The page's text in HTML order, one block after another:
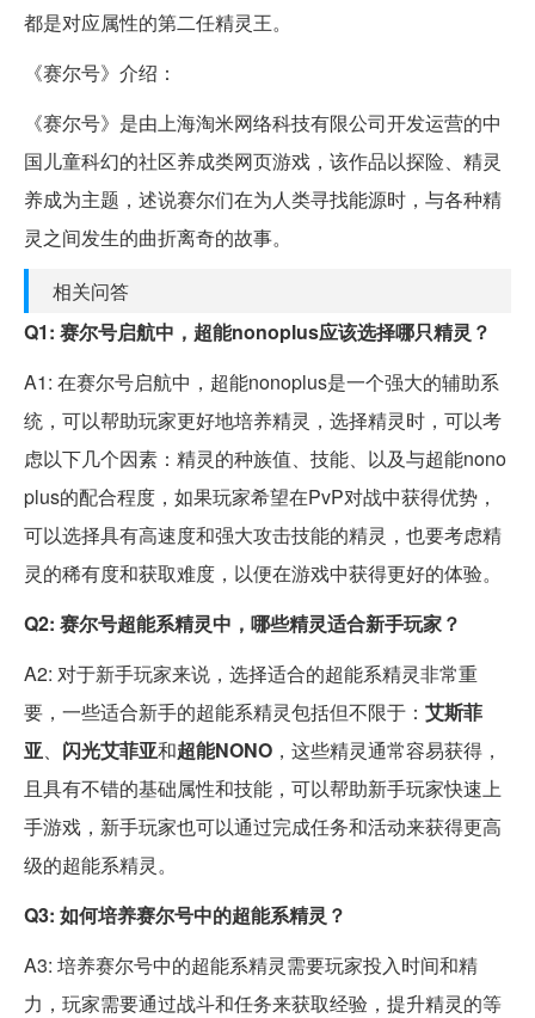
都是对应属性的第二任精灵王。
《赛尔号》介绍：
《赛尔号》是由上海淘米网络科技有限公司开发运营的中
国儿童科幻的社区养成类网页游戏，该作品以探险、精灵
养成为主题，述说赛尔们在为人类寻找能源时，与各种精
灵之间发生的曲折离奇的故事。
相关问答
Q1: 赛尔号启航中，超能nonoplus应该选择哪只精灵？
A1: 在赛尔号启航中，超能nonoplus是一个强大的辅助系
统，可以帮助玩家更好地培养精灵，选择精灵时，可以考
虑以下几个因素：精灵的种族值、技能、以及与超能nono
plus的配合程度，如果玩家希望在PvP对战中获得优势，
可以选择具有高速度和强大攻击技能的精灵，也要考虑精
灵的稀有度和获取难度，以便在游戏中获得更好的体验。
Q2: 赛尔号超能系精灵中，哪些精灵适合新手玩家？
A2: 对于新手玩家来说，选择适合的超能系精灵非常重
要，一些适合新手的超能系精灵包括但不限于： 艾斯菲
亚、 闪光艾菲亚和超能NONO ，这些精灵通常容易获得，
且具有不错的基础属性和技能，可以帮助新手玩家快速上
手游戏，新手玩家也可以通过完成任务和活动来获得更高
级的超能系精灵。
Q3: 如何培养赛尔号中的超能系精灵？
A3: 培养赛尔号中的超能系精灵需要玩家投入时间和精
力，玩家需要通过战斗和任务来获取经验，提升精灵的等